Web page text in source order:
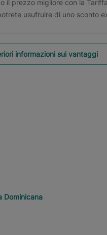
il prezzo migliore con la Tariffa
usufruire di uno sconto
informazioni sui vantaggi
Dominicana